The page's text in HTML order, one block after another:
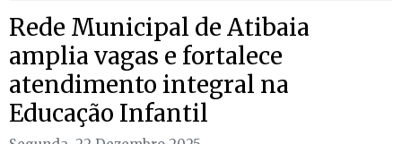
Rede Municipal de Atibaia
amplia vagas e fortalece
atendimento integral na
Educação Infantil